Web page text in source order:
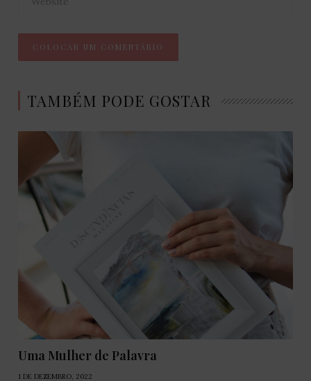
TAMBÉM PODE GOSTAR
Uma Mulher de Palavra
1 DE DEZEMBRO, 2022